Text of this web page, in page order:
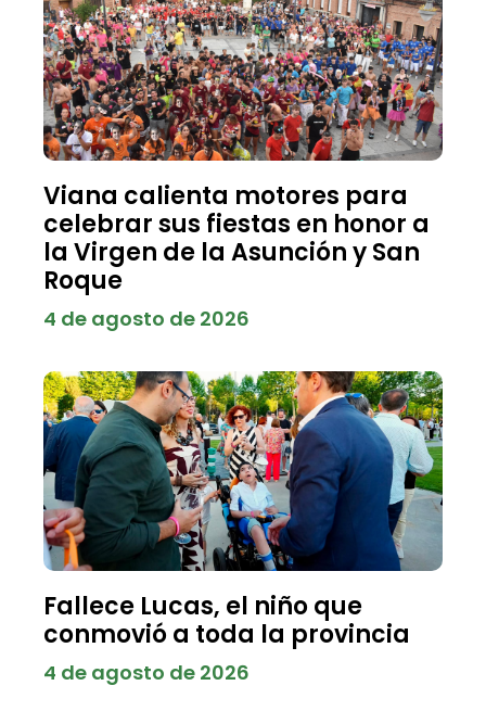
Viana calienta motores para
celebrar sus fiestas en honor a
la Virgen de la Asunción y San
Roque
4 de agosto de 2026
Fallece Lucas, el niño que
conmovió a toda la provincia
4 de agosto de 2026